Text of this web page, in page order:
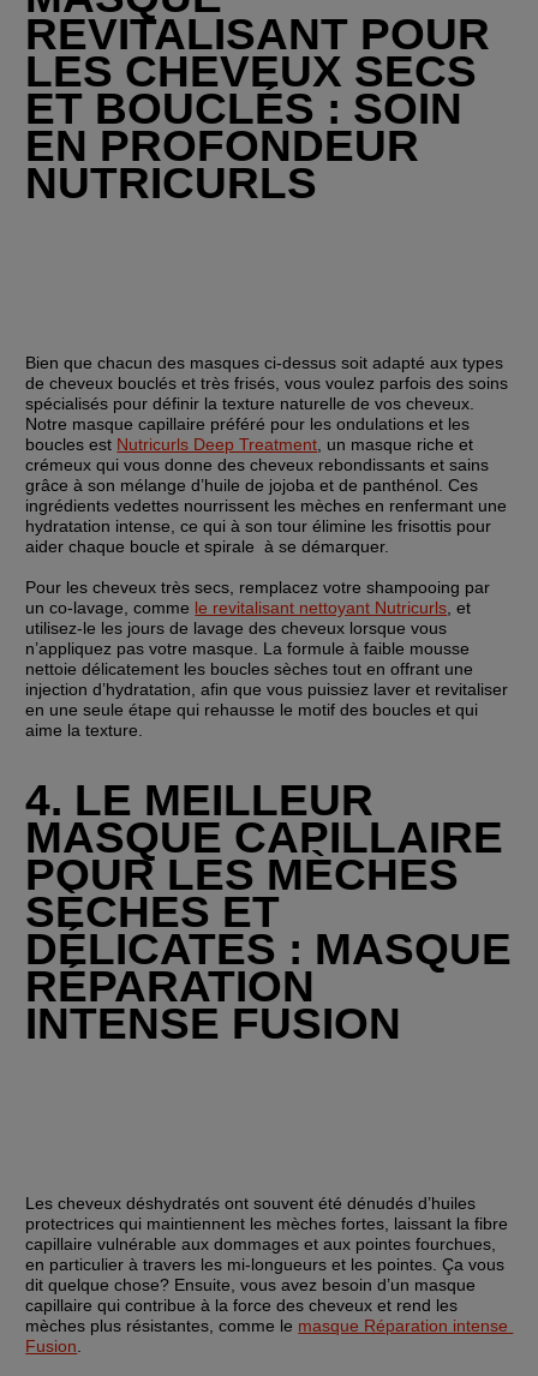
REVITALISANT POUR
LES CHEVEUX SECS
ET BOUCLÉS : SOIN
EN PROFONDEUR
NUTRICURLS
Bien que chacun des masques ci-dessus soit adapté aux types
de cheveux bouclés et très frisés, vous voulez parfois des soins
spécialisés pour définir la texture naturelle de vos cheveux.
Notre masque capillaire préféré pour les ondulations et les
boucles est Nutricurls Deep Treatment , un masque riche et
crémeux qui vous donne des cheveux rebondissants et sains
grâce à son mélange d’huile de jojoba et de panthénol. Ces
ingrédients vedettes nourrissent les mèches en renfermant une
hydratation intense, ce qui à son tour élimine les frisottis pour
aider chaque boucle et spirale  à se démarquer.
Pour les cheveux très secs, remplacez votre shampooing par
un co-lavage, comme le revitalisant nettoyant Nutricurls , et
utilisez-le les jours de lavage des cheveux lorsque vous
n’appliquez pas votre masque. La formule à faible mousse
nettoie délicatement les boucles sèches tout en offrant une
injection d’hydratation, afin que vous puissiez laver et revitaliser
en une seule étape qui rehausse le motif des boucles et qui
aime la texture.
4. LE MEILLEUR
MASQUE CAPILLAIRE
POUR LES MÈCHES
SÈCHES ET
DÉLICATES : MASQUE
RÉPARATION
INTENSE FUSION
Les cheveux déshydratés ont souvent été dénudés d’huiles
protectrices qui maintiennent les mèches fortes, laissant la fibre
capillaire vulnérable aux dommages et aux pointes fourchues,
en particulier à travers les mi-longueurs et les pointes. Ça vous
dit quelque chose? Ensuite, vous avez besoin d’un masque
capillaire qui contribue à la force des cheveux et rend les
mèches plus résistantes, comme le masque Réparation intense
Fusion.